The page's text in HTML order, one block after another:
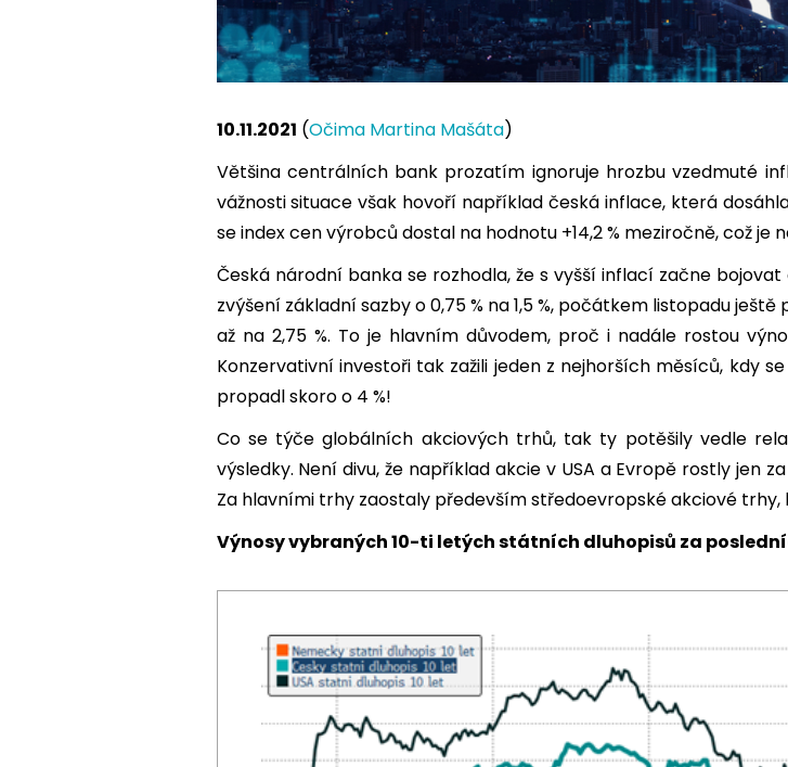
10.11.2021 (Očima Martina Mašáta)
Většina centrálních bank prozatím ignoruje hrozbu vzedmuté
vážnosti situace však hovoří například česká inflace, která
se index cen výrobců dostal na hodnotu +14,2 % meziročně, což je
Česká národní banka se rozhodla, že s vyšší inflací začne
zvýšení základní sazby o 0,75 % na 1,5 %, počátkem listopadu
až na 2,75 %. To je hlavním důvodem, proč i nadále rostou
Konzervativní investoři tak zažili jeden z nejhorších měsíců, kdy
propadl skoro o 4 %!
Co se týče globálních akciových trhů, tak ty potěšily vedle
výsledky. Není divu, že například akcie v USA a Evropě rostly jen
Za hlavními trhy zaostaly především středoevropské akciové
Výnosy vybraných 10-ti letých státních dluhopisů za